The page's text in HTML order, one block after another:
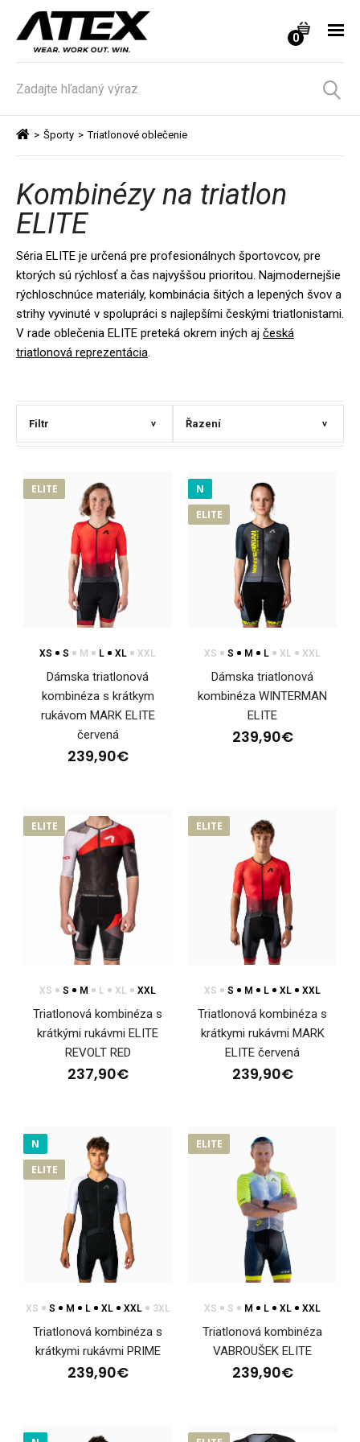
0
> Športy > Triatlonové oblečenie
Kombinézy na triatlon
ELITE
Séria ELITE je určená pre profesionálnych športovcov, pre
ktorých sú rýchlosť a čas najvyššou prioritou. Najmodernejšie
rýchloschnúce materiály, kombinácia šitých a lepených švov a
strihy vyvinuté v spolupráci s najlepšími českými triatlonistami.
V rade oblečenia ELITE preteká okrem iných aj česká
triatlonová reprezentácia.
Filtr > Řazení >
MARK ELITE červená
239,90€
Dámska triatlonová kombinéza s krátkymi rukávmi MARK
ELITE RedTriatlonová kombinéza vznikla vďa..
239,90€
Dámska triatlonová kombinéza WINTERMAN ELITEDámska
ELITE
XS S M L XL XXL
Dámska triatlonová
kombinéza s krátkym
rukávom MARK ELITE
červená
239,90€
N
ELITE
XS S M L XL XXL
Dámska triatlonová
kombinéza WINTERMAN
ELITE
239,90€
ELITE
XS S M L XL XXL
Triatlonová kombinéza s
krátkými rukávmi ELITE
REVOLT RED
237,90€
ELITE
XS S M L XL XXL
Triatlonová kombinéza s
krátkymi rukávmi MARK
ELITE červená
239,90€
N
ELITE
XS S M L XL XXL 3XL
Triatlonová kombinéza s
krátkymi rukávmi PRIME
239,90€
ELITE
XS S M L XL XXL
Triatlonová kombinéza
VABROUŠEK ELITE
239,90€